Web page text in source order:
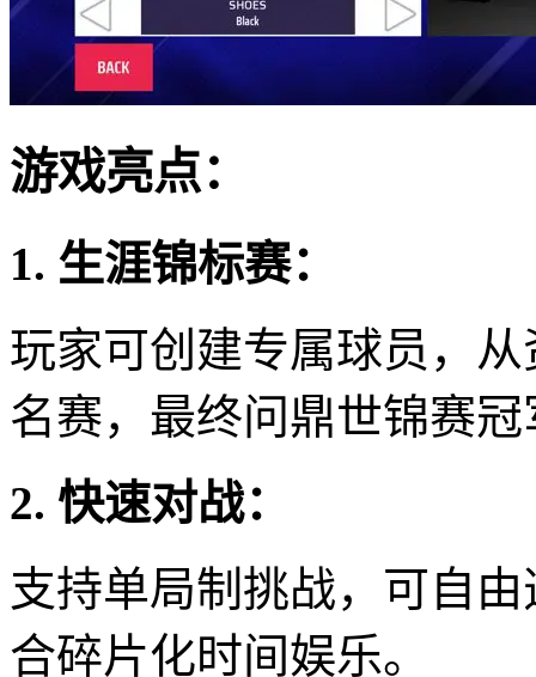
游戏亮点：
1. 生涯锦标赛：
玩家可创建专属球员，
名赛，最终问鼎世锦赛冠
2. 快速对战：
支持单局制挑战，可自
合碎片化时间娱乐。